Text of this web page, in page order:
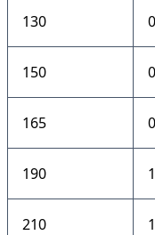
130
150
165
190 1
210 1